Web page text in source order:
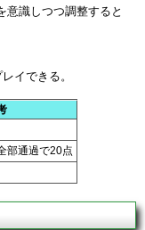
意識しつつ調整すると
イできる。
部通過で20点